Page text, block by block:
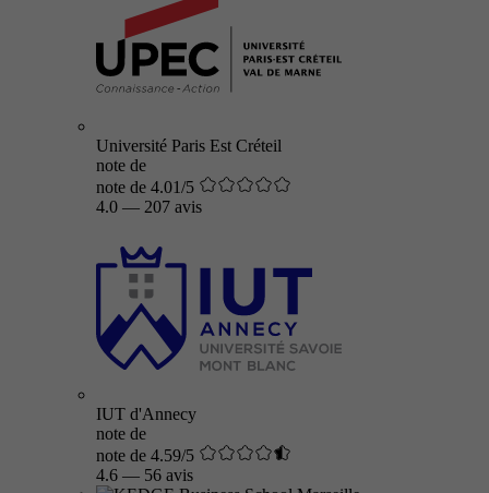
Université Paris Est Créteil
note de
note de 4.01/5
4.0 — 207 avis
IUT d'Annecy
note de
note de 4.59/5
4.6 — 56 avis